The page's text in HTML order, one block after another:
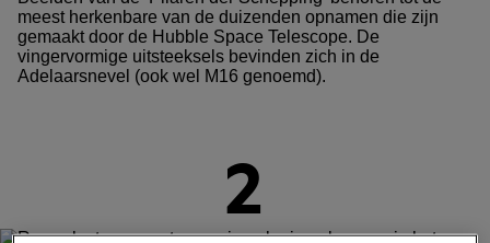
meest herkenbare van de duizenden opnamen die zijn
gemaakt door de Hubble Space Telescope. De
vingervormige uitsteeksels bevinden zich in de
Adelaarsnevel (ook wel M16 genoemd).
2